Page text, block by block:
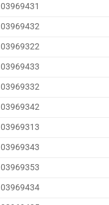
03969431
03969432
03969322
03969433
03969332
03969342
03969313
03969343
03969353
03969434